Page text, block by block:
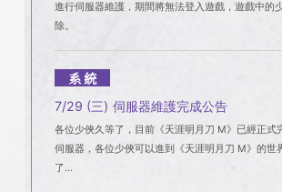
進行伺服器維護，期間將無法登入遊戲，遊戲中的
除。
系統
7/29 (三) 伺服器維護完成公告
各位少俠久等了，目前《天涯明月刀 M》已經正式
伺服器，各位少俠可以進到《天涯明月刀 M》的世
了...